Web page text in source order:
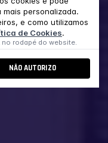
personalizada.
e como utilizamos
de Cookies.
rodapé do website.
NÃO AUTORIZO